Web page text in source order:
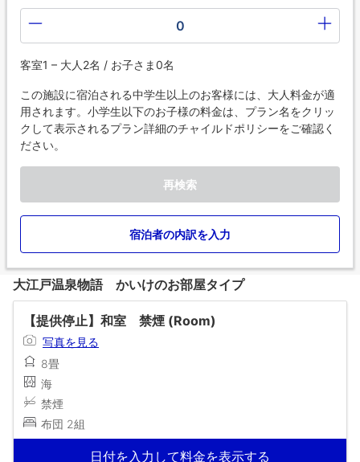
0
客室1 – 大人2名 / お子さま0名
この施設に宿泊される中学生以上のお客様には、大人料金が適
用されます。小学生以下のお子様の料金は、プラン名をクリッ
クして表示されるプラン詳細のチャイルドポリシーをご確認く
ださい。
再検索
宿泊者の内訳を入力
大江戸温泉物語 かいけのお部屋タイプ
【提供停止】和室 禁煙 (Room)
写真を見る
8畳
海
禁煙
布団 2組
日付を入力して料金を表示する